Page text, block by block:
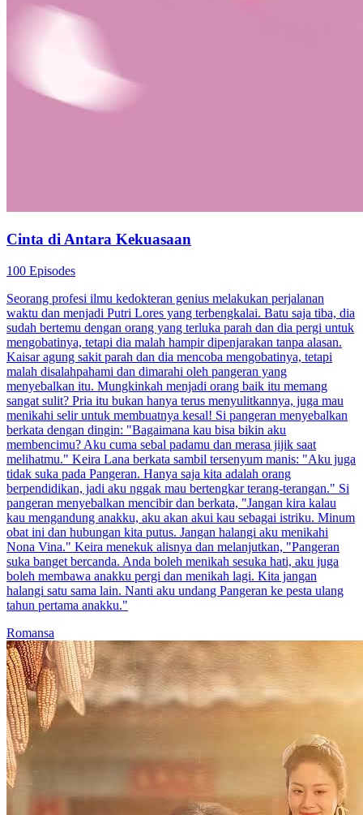
Cinta di Antara Kekuasaan
100 Episodes
Seorang profesi ilmu kedokteran genius melakukan perjalanan
waktu dan menjadi Putri Lores yang terbengkalai. Batu saja tiba, dia
sudah bertemu dengan orang yang terluka parah dan dia pergi untuk
mengobatinya, tetapi dia malah hampir dipenjarakan tanpa alasan.
Kaisar agung sakit parah dan dia mencoba mengobatinya, tetapi
malah disalahpahami dan dimarahi oleh pangeran yang
menyebalkan itu. Mungkinkah menjadi orang baik itu memang
sangat sulit? Pria itu bukan hanya terus menyulitkannya, juga mau
menikahi selir untuk membuatnya kesal! Si pangeran menyebalkan
berkata dengan dingin: "Bagaimana kau bisa bikin aku
membencimu? Aku cuma sebal padamu dan merasa jijik saat
melihatmu." Keira Lana berkata sambil tersenyum manis: "Aku juga
tidak suka pada Pangeran. Hanya saja kita adalah orang
berpendidikan, jadi aku nggak mau bertengkar terang-terangan." Si
pangeran menyebalkan mencibir dan berkata, "Jangan kira kalau
kau mengandung anakku, aku akan akui kau sebagai istriku. Minum
obat ini dan hubungan kita putus. Jangan halangi aku menikahi
Nona Vina." Keira menekuk alisnya dan melanjutkan, "Pangeran
suka banget bercanda. Anda boleh menikah sesuka hati, aku juga
boleh membawa anakku pergi dan menikah lagi. Kita jangan
halangi satu sama lain. Nanti aku undang Pangeran ke pesta ulang
tahun pertama anakku."
Romansa